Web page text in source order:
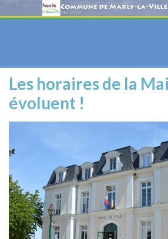
Les horaires de la
évoluent !